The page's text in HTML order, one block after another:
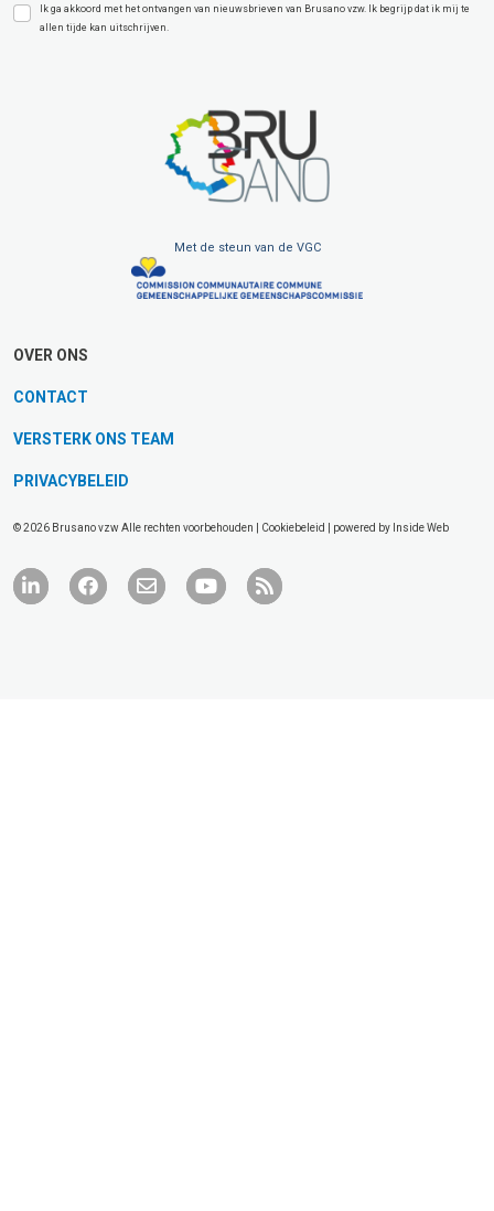
Ik ga akkoord met het ontvangen van nieuwsbrieven van Brusano vzw. Ik begrijp dat ik mij te
allen tijde kan uitschrijven.
Met de steun van de VGC
OVER ONS
CONTACT
VERSTERK ONS TEAM
PRIVACYBELEID
© 2026 Brusano vzw Alle rechten voorbehouden | Cookiebeleid | powered by Inside Web